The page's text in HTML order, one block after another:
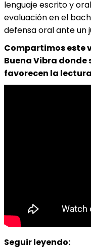
lenguaje escrito y
evaluación en el
defensa oral ante un
Compartimos este
Buena Vibra donde
favorecen la
Seguir leyendo: